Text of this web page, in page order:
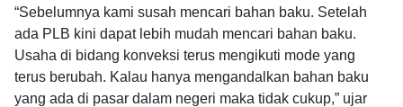
“Sebelumnya kami susah mencari bahan baku. Setelah
ada PLB kini dapat lebih mudah mencari bahan baku.
Usaha di bidang konveksi terus mengikuti mode yang
terus berubah. Kalau hanya mengandalkan bahan baku
yang ada di pasar dalam negeri maka tidak cukup,” ujar